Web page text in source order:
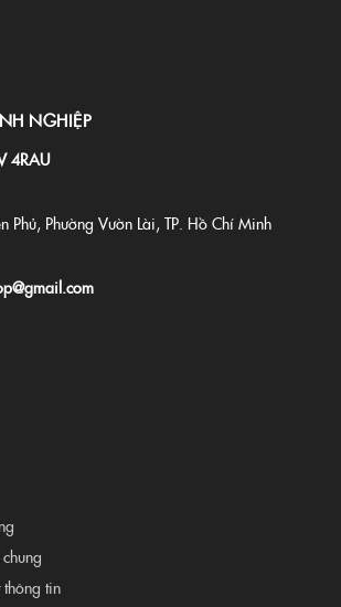
NGHIỆP
4RAU
Phường Vườn Lài, TP. Hồ Chí Minh
thông tin